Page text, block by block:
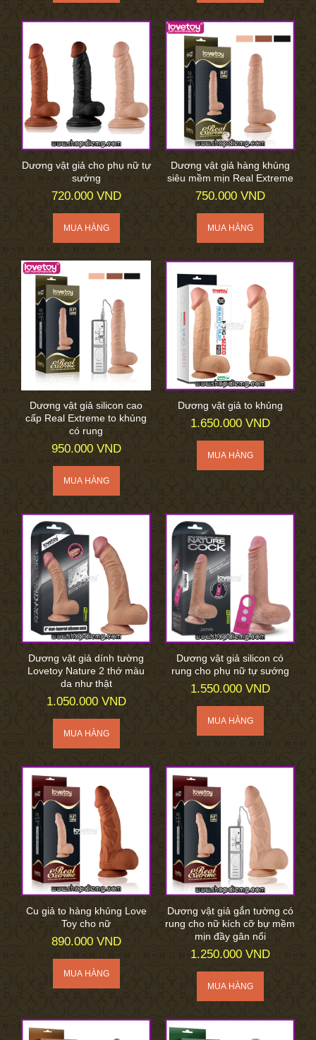
Dương vật giả cho phụ nữ tự
sướng
720.000 VND
Dương vật giả hàng khủng
siêu mềm mịn Real Extreme
750.000 VND
Dương vật giả silicon cao
cấp Real Extreme to khủng
có rung
950.000 VND
Dương vật giả to khủng
1.650.000 VND
Dương vật giả dính tường
Lovetoy Nature 2 thớ màu
da như thật
1.050.000 VND
Dương vật giả silicon có
rung cho phụ nữ tự sướng
1.550.000 VND
Cu giả to hàng khủng Love
Toy cho nữ
890.000 VND
Dương vật giả gắn tường có
rung cho nữ kích cỡ bự mềm
mịn đầy gân nổi
1.250.000 VND